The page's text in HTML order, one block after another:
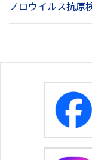
ノロウイルス抗原